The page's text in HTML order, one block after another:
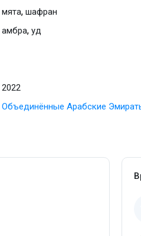
мята, шафран
амбра, уд
2022
Объединённые Арабские